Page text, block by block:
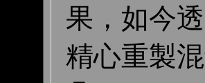
果，如今
精心重製